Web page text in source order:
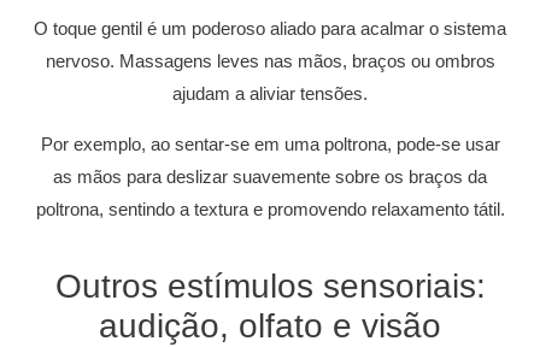
O toque gentil é um poderoso aliado para acalmar o sistema
nervoso. Massagens leves nas mãos, braços ou ombros
ajudam a aliviar tensões.
Por exemplo, ao sentar-se em uma poltrona, pode-se usar
as mãos para deslizar suavemente sobre os braços da
poltrona, sentindo a textura e promovendo relaxamento tátil.
Outros estímulos sensoriais:
audição, olfato e visão